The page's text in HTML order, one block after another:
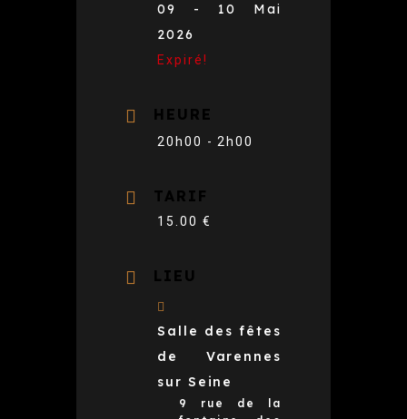
09 - 10 Mai
2026
Expiré!
HEURE
20h00 - 2h00
TARIF
15.00 €
LIEU
Salle des fêtes
de Varennes
sur Seine
9 rue de la